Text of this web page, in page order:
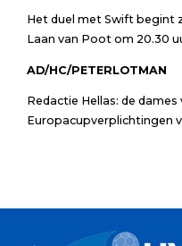
Het duel met Swift begint
Laan van Poot om 20.30
AD/HC/PETERLOTMAN
Redactie Hellas: de dames
Europacupverplichtingen